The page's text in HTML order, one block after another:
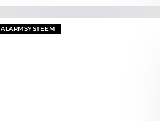
ALARMSYSTEEM